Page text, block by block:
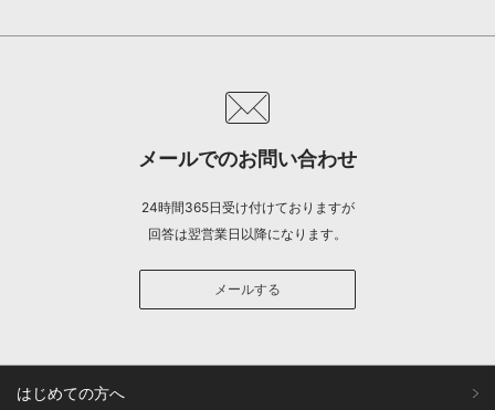
メールでのお問い合わせ
24時間365日受け付けておりますが
回答は翌営業日以降になります。
メールする
はじめての方へ